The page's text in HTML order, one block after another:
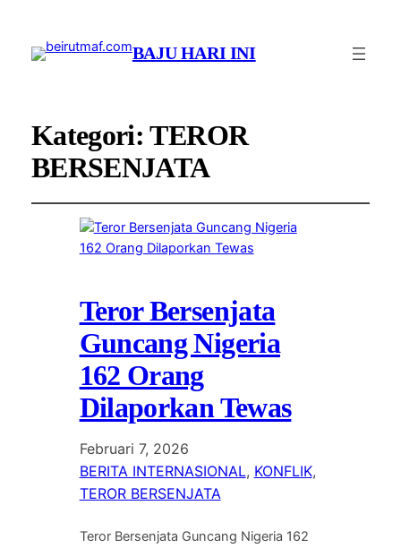
BAJU HARI INI
Kategori:TEROR
BERSENJATA
Teror Bersenjata
Guncang Nigeria
162 Orang
Dilaporkan Tewas
Februari 7, 2026
BERITA INTERNASIONAL, KONFLIK
TEROR BERSENJATA
Teror Bersenjata Guncang Nigeria 162